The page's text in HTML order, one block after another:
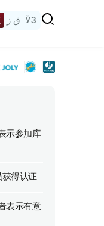
ق ز ЎЗ
示参加库
得认证
表示有意